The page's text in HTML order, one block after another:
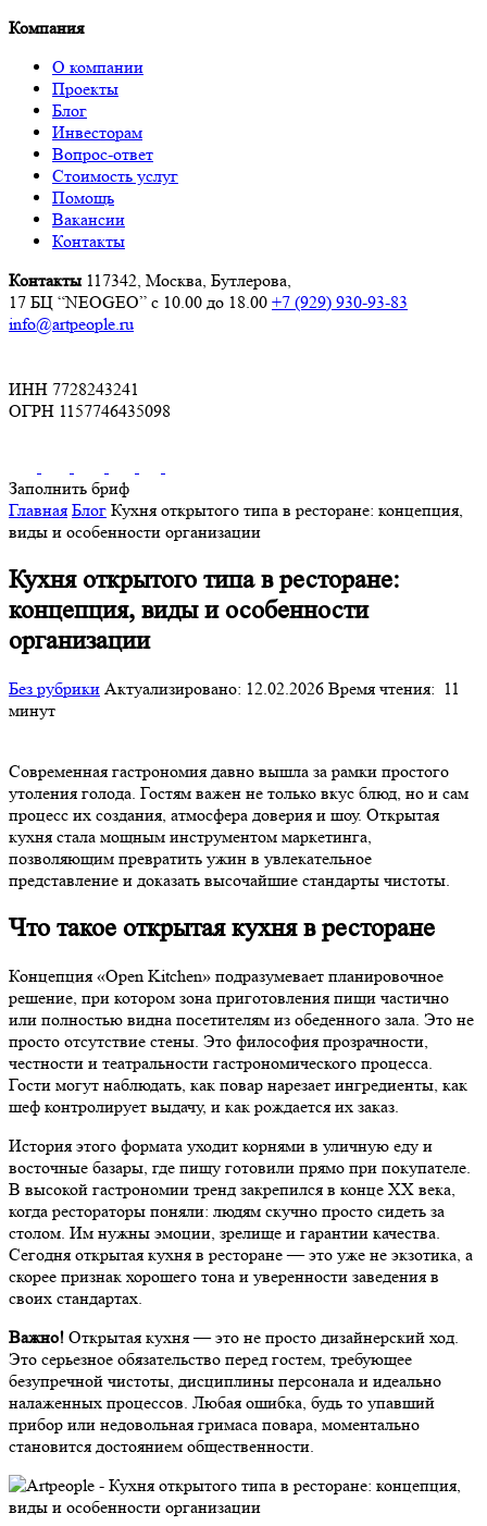
Компания
О компании
Проекты
Блог
Инвесторам
Вопрос-ответ
Стоимость услуг
Помощь
Вакансии
Контакты
Контакты 117342, Москва, Бутлерова,
17 БЦ “NEOGEO” с 10.00 до 18.00 +7 (929) 930-93-83
info@artpeople.ru
ИНН 7728243241
ОГРН 1157746435098
Заполнить бриф
Главная Блог Кухня открытого типа в ресторане: концепция,
виды и особенности организации
Кухня открытого типа в ресторане:
концепция, виды и особенности
организации
Без рубрики Актуализировано: 12.02.2026 Время чтения: 11
минут
Современная гастрономия давно вышла за рамки простого
утоления голода. Гостям важен не только вкус блюд, но и сам
процесс их создания, атмосфера доверия и шоу. Открытая
кухня стала мощным инструментом маркетинга,
позволяющим превратить ужин в увлекательное
представление и доказать высочайшие стандарты чистоты.
Что такое открытая кухня в ресторане
Концепция «Open Kitchen» подразумевает планировочное
решение, при котором зона приготовления пищи частично
или полностью видна посетителям из обеденного зала. Это не
просто отсутствие стены. Это философия прозрачности,
честности и театральности гастрономического процесса.
Гости могут наблюдать, как повар нарезает ингредиенты, как
шеф контролирует выдачу, и как рождается их заказ.
История этого формата уходит корнями в уличную еду и
восточные базары, где пищу готовили прямо при покупателе.
В высокой гастрономии тренд закрепился в конце XX века,
когда рестораторы поняли: людям скучно просто сидеть за
столом. Им нужны эмоции, зрелище и гарантии качества.
Сегодня открытая кухня в ресторане — это уже не экзотика, а
скорее признак хорошего тона и уверенности заведения в
своих стандартах.
Важно! Открытая кухня — это не просто дизайнерский ход.
Это серьезное обязательство перед гостем, требующее
безупречной чистоты, дисциплины персонала и идеально
налаженных процессов. Любая ошибка, будь то упавший
прибор или недовольная гримаса повара, моментально
становится достоянием общественности.